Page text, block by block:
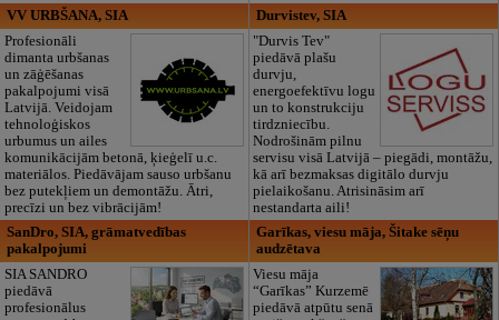
VV URBŠANA, SIA
Profesionāli
dimanta urbšanas
un zāģēšanas
pakalpojumi visā
Latvijā. Veidojam
tehnoloģiskos
urbumus un ailes
komunikācijām betonā, ķieģelī u.c.
materiālos. Piedāvājam sauso urbšanu
bez putekļiem un demontāžu. Ātri,
precīzi un bez vibrācijām!
Durvistev, SIA
"Durvis Tev"
piedāvā plašu
durvju,
energoefektīvu logu
un to konstrukciju
tirdzniecību.
Nodrošinām pilnu
servisu visā Latvijā – piegādi, montāžu,
kā arī bezmaksas digitālo durvju
pielaikošanu. Atrisināsim arī
nestandarta aili!
SanDro, SIA, grāmatvedības
pakalpojumi
SIA SANDRO
piedāvā
profesionālus
Garīkas, viesu māja, Šitake sēņu
audzētava
Viesu māja
“Garīkas” Kurzemē
piedāvā atpūtu senā